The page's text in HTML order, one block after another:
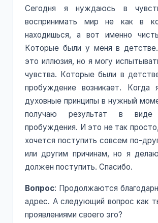
Сегодня я нуждаюсь в
воспринимать мир не как в
находишься, а вот именно
Которые были у меня в
это иллюзия, но я могу
чувства. Которые были в
пробуждение возникает. Когда
духовные принципы в нужный
получаю результат в виде
пробуждения. И это не так
хочется поступить совсем по-
или другим причинам, но я
должен поступить. Спасибо.
Вопрос: Продолжаются
адрес. А следующий вопрос как
проявлениями своего эго?